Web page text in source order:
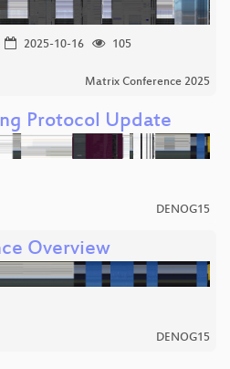
2025-10-16
105
Matrix Conference 2025
Protocol Update
DENOG15
Overview
DENOG15